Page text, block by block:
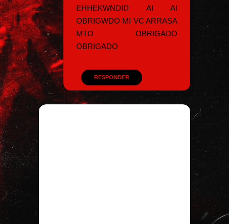
EHHEKWNDID AI AI
OBRIGWDO MI VC ARRASA
MTO OBRIGADO
OBRIGADO
RESPONDER